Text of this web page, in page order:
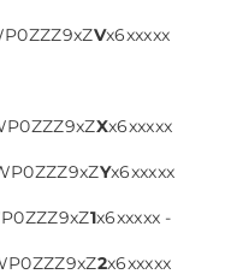
Vx6xxxxx
Xx6xxxxx
Yx6xxxxx
1x6xxxxx -
2x6xxxxx